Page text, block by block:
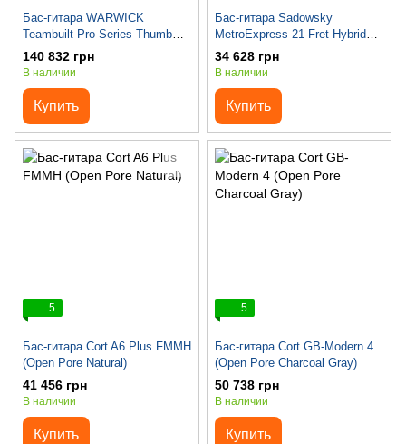
Бас-гитара WARWICK
Teambuilt Pro Series Thumb
BO, 5-String (Natural
Transparent Satin)
140 832 грн
В наличии
Купить
Бас-гитара Sadowsky
MetroExpress 21-Fret Hybrid
P/J Bass, Morado, 5-String
(Candy Apple Red Metallic)
34 628 грн
В наличии
Купить
5
Бас-гитара Cort A6 Plus FMMH
(Open Pore Natural)
41 456 грн
В наличии
Купить
5
Бас-гитара Cort GB-Modern 4
(Open Pore Charcoal Gray)
50 738 грн
В наличии
Купить